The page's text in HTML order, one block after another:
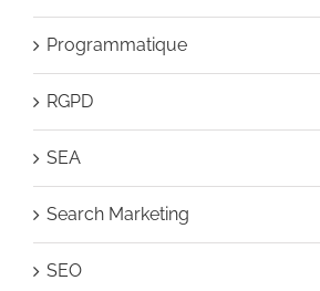
Programmatique
RGPD
SEA
Search Marketing
SEO